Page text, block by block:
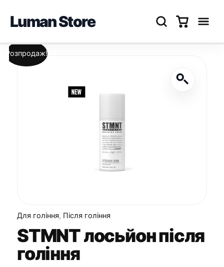
Luman Store
Перейти
Розпродаж!
Для гоління, Після гоління
STMNT лосьйон після
гоління